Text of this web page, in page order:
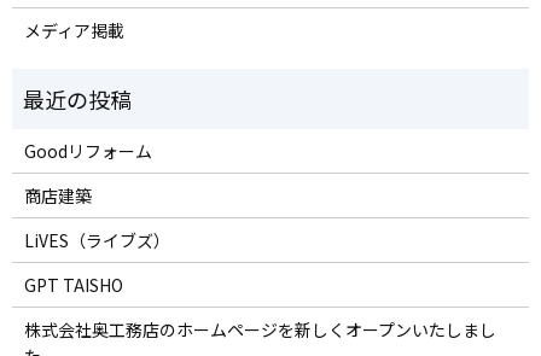
メディア掲載
Goodリフォーム
商店建築
LiVES（ライブズ）
GPT TAISHO
株式会社奥工務店のホームページを新しくオープンいたしまし